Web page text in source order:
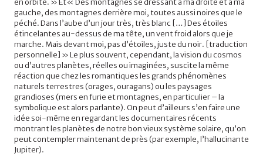
en orbite. » Et« Des montagnes se dressant à ma droite et à ma
gauche, des montagnes derrière moi, toutes aussi noires que le
péché. Dans l’aube d’un jour très, très blanc […] Des étoiles
étincelantes au-dessus de ma tête, un vent froid alors que je
marche. Mais devant moi, pas d’étoiles, juste du noir. [traduction
personnelle] » Le plus souvent, cependant, la vision du cosmos
ou d’autres planètes, réelles ou imaginées, suscite la même
réaction que chez les romantiques les grands phénomènes
naturels terrestres (orages, ouragans) ou les paysages
grandioses (mers en furie et montagnes, en particulier – la
symbolique est alors parlante). On peut d’ailleurs s’en faire une
idée soi-même en regardant les documentaires récents
montrant les planètes de notre bon vieux système solaire, qu’on
peut contempler maintenant de près (par exemple, l’hallucinante
Jupiter).